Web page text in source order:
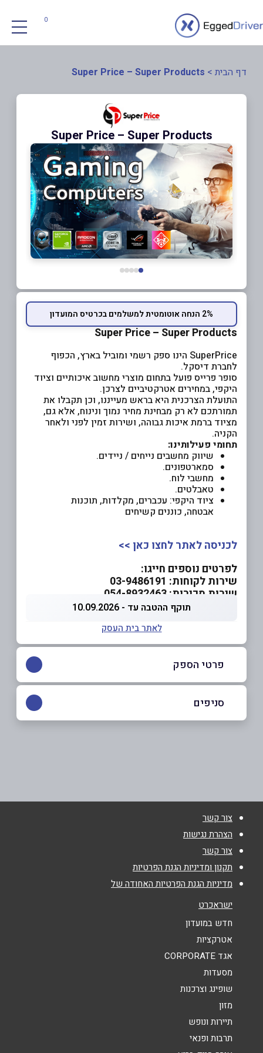
0
דף הבית >
Super Price – Super Products
Super Price – Super Products
2% הנחה אוטומטית למשלמים בכרטיס המועדון
Super Price – Super Products
SuperPrice הינו ספק רשמי ומוביל בארץ, הכפוף
לחברת דיסקל.
סופר פרייס פועל בתחום מוצרי מחשוב איכותיים וציוד
היקפי, במחירים אטרקטיביים לצרכן.
התועלת הצרכנית היא בראש מעייננו, וכן תקבלו את
תמורתכם לא רק מבחינת מחיר נמוך ונינוח, אלא גם,
מציוד ברמת איכות גבוהה, ושירות זמין לפני ולאחר
הקניה.
תחומי פעילותינו:
שיווק מחשבים נייחים / ניידים.
סמארטפונים.
מחשבי לוח.
טאבלטים.
ציוד היקפי: עכברים, מקלדות, תוכנות
אבטחה, כוננים קשיחים
לכניסה לאתר לחצו כאן >>
לפרטים נוספים חייגו:
שירות לקוחות: 03-9486191
שירות מכירות: 054-8932463
תוקף ההטבה עד - 10.09.2026
לאתר בית העסק
פרטי הספק
באתר בפייסבוק
טלפון*
אנא חזרו אלי בקשר ל...
הודעה
סניפים
צור קשר
הצהרת נגישות
צור קשר
תקנון ומדיניות הגנת הפרטיות
מדיניות הגנת הפרטיות האחודה של
ישראכרט
חדש במועדון
אטרקציות
אגד CORPORATE
מסעדות
שופינג וצרכנות
מזון
תיירות ונופש
תרבות ופנאי